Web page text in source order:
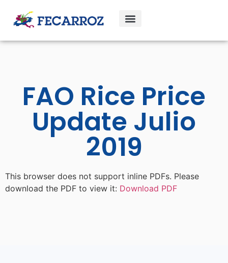
FAO Rice Price
Update Julio
2019
This browser does not support inline PDFs. Please
download the PDF to view it: Download PDF